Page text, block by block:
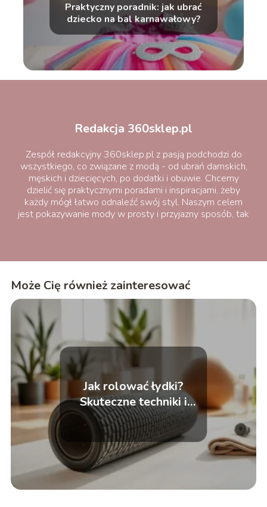
Praktyczny poradnik: jak ubrać
dziecko na bal karnawałowy?
Redakcja 360sklep.pl
Zespół redakcyjny 360sklep.pl z pasją podchodzi do
wszystkiego, co związane z modą - od ubrań damskich,
męskich i dziecięcych, po dodatki i obuwie. Chcemy
dzielić się praktycznymi poradami i inspiracjami, żeby
każdy mógł łatwo odnaleźć swój styl. Naszym celem
jest pokazywanie mody w prosty i przyjazny sposób, tak
Może Cię również zainteresować
Jak rolować łydki?
Skuteczne techniki i
porady